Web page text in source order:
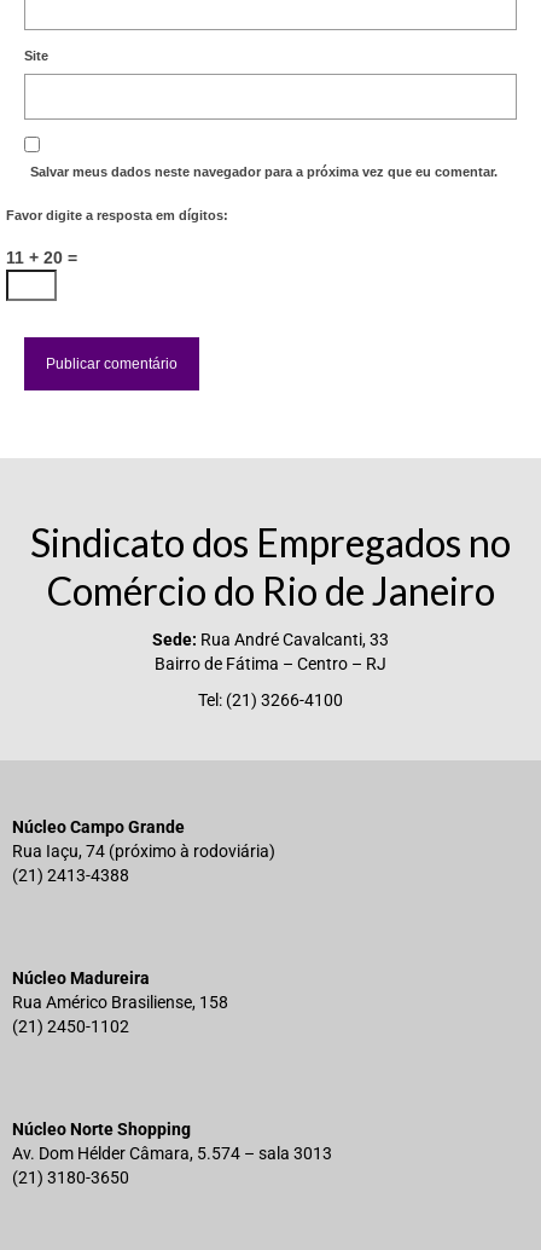
Site
Salvar meus dados neste navegador para a próxima vez que eu comentar.
Favor digite a resposta em dígitos:
11 + 20 =
Sindicato dos Empregados no
Comércio do Rio de Janeiro
Sede: Rua André Cavalcanti, 33
Bairro de Fátima – Centro – RJ
Tel: (21) 3266-4100
Núcleo Campo Grande
Rua Iaçu, 74 (próximo à rodoviária)
(21) 2413-4388
Núcleo Madureira
Rua Américo Brasiliense, 158
(21) 2450-1102
Núcleo Norte Shopping
Av. Dom Hélder Câmara, 5.574 – sala 3013
(21) 3180-3650